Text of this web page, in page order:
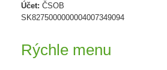
Účet: ČSOB
SK8275000000004007349094
Rýchle menu